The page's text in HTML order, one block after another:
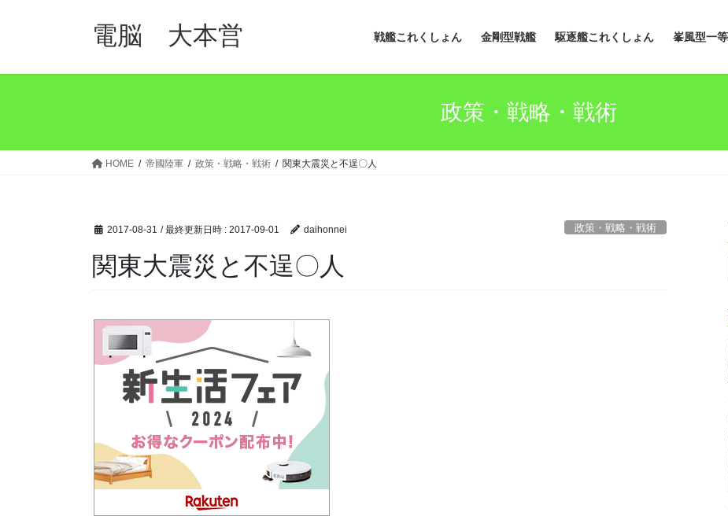
電脳 大本営 戦艦これくしょん 金剛型戦艦 駆逐艦これくしょん 峯風型一
政策・戦略・戦術
HOME 帝國陸軍 政策・戦略・戦術 関東大震災と不逞〇人
2017-08-31 / 最終更新日時 : 2017-09-01 daihonnei 政策・戦略・戦術
関東大震災と不逞〇人